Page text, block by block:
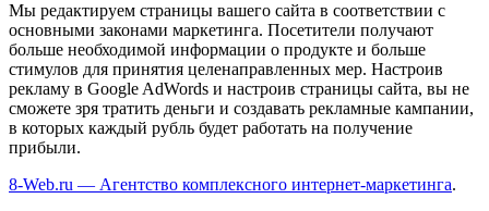
Мы редактируем страницы вашего сайта в соответствии с
основными законами маркетинга. Посетители получают
больше необходимой информации о продукте и больше
стимулов для принятия целенаправленных мер. Настроив
рекламу в Google AdWords и настроив страницы сайта, вы не
сможете зря тратить деньги и создавать рекламные кампании,
в которых каждый рубль будет работать на получение
прибыли.
8-Web.ru — Агентство комплексного интернет-маркетинга.